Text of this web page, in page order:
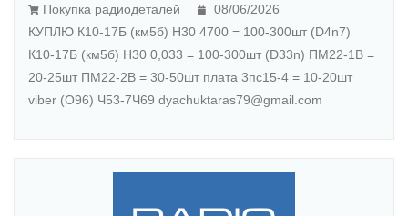
Покупка радиодеталей
08/06/2026
КУПЛЮ К10-17Б (км5б) Н30 4700 = 100-300шт (D4n7)
К10-17Б (км5б) Н30 0,033 = 100-300шт (D33n) ПМ22-1В =
20-25шт ПМ22-2В = 30-50шт плата 3пс15-4 = 10-20шт
viber (О96) Ч53-7Ч69 dyachuktaras79@gmail.com